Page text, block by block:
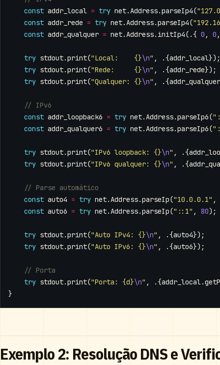
const addr_local = try net.Address.parseIp4(
const addr_rede = try net.Address.parseIp4(
const addr_qualquer = net.Address. initIp4(.{ 0 , 0 ,
try stdout.print("Local:    {}\n" , .{addr_local});
try stdout.print("Rede:     {}\n" , .{addr_rede});
try stdout.print("Qualquer: {}\n" , .{addr_qualquer
const addr_loopback6 = try net.Address.parseIp6(
const addr_qualquer6 = try net.Address.parseIp6(
try stdout.print("IPv6 loopback: {}\n" , .{
try stdout.print("IPv6 qualquer: {}\n" , .{
const auto4 = try net.Address.parseIp("10.0.0.1" ,
const auto6 = try net.Address.parseIp("::1" , 80);
try stdout.print("Auto IPv4: {}\n" , .{auto4});
try stdout.print("Auto IPv6: {}\n" , .{auto6});
try stdout.print("Porta: {d}\n" , .{addr_local.
}
Exemplo 2: Resolução DNS e